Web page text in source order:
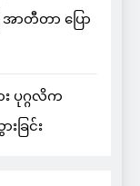
ာတီတာ ပြော
း ပုဂ္ဂလိက
ခြင်း